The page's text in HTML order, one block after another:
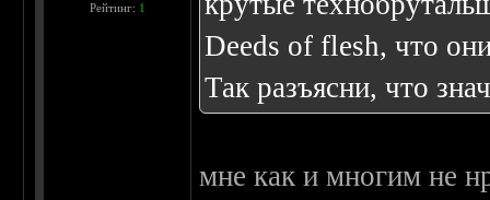
Рейтинг: 1
Deeds of flesh, что
Так разъясни, что
мне как и многим не